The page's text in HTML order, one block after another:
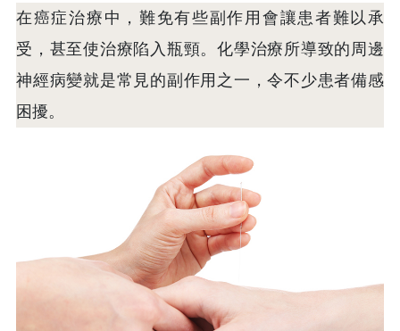
在癌症治療中，難免有些副作用會讓患者難以承
受，甚至使治療陷入瓶頸。化學治療所導致的周邊
神經病變就是常見的副作用之一，令不少患者備感
困擾。